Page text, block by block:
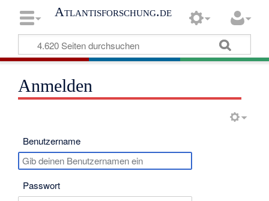
Atlantisforschung.de
Anmelden
Benutzername
Passwort